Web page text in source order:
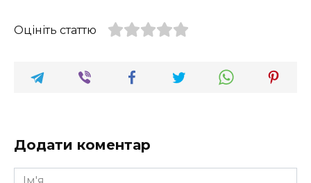
Оцініть статтю
Додати коментар
Ім'я